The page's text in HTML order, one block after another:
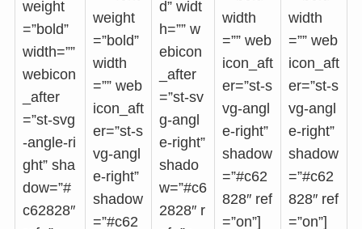
weight
=”bold”
width=””
webicon
_after
=”st-svg
-angle-ri
ght” sha
dow=”#
c62828″
weight
=”bold”
width
=”” web
icon_aft
er=”st-s
vg-angl
e-right”
shadow
=”#c62
d” widt
h=”” w
ebicon
_after
=”st-sv
g-angl
e-right”
shado
w=”#c6
2828″ r
width
=”” web
icon_aft
er=”st-s
vg-angl
e-right”
shadow
=”#c62
828″ ref
=”on”]
width
=”” web
icon_aft
er=”st-s
vg-angl
e-right”
shadow
=”#c62
828″ ref
=”on”]